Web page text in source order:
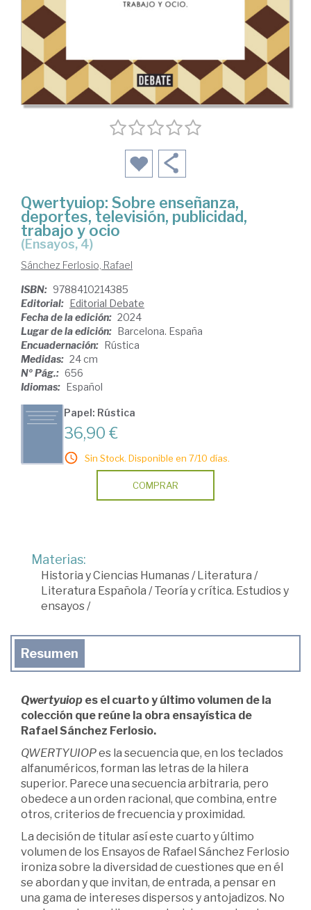
Qwertyuiop: Sobre enseñanza,
deportes, televisión, publicidad,
trabajo y ocio
(Ensayos, 4)
Sánchez Ferlosio, Rafael
ISBN: 9788410214385
Editorial: Editorial Debate
Fecha de la edición: 2024
Lugar de la edición: Barcelona. España
Encuadernación: Rústica
Medidas: 24 cm
Nº Pág.: 656
Idiomas: Español
Papel: Rústica
36,90 €
Sin Stock. Disponible en 7/10 días.
COMPRAR
Materias:
Historia y Ciencias Humanas /Literatura /
Literatura Española /Teoría y crítica. Estudios y
ensayos /
Resumen
Qwertyuiop es el cuarto y último volumen de la
colección que reúne la obra ensayística de
Rafael Sánchez Ferlosio.
QWERTYUIOPes la secuencia que, en los teclados
alfanuméricos, forman las letras de la hilera
superior. Parece una secuencia arbitraria, pero
obedece a un orden racional, que combina, entre
otros, criterios de frecuencia y proximidad.
La decisión de titular así este cuarto y último
volumen de los Ensayos de Rafael Sánchez Ferlosio
ironiza sobre la diversidad de cuestiones que en él
se abordan y que invitan, de entrada, a pensar en
una gama de intereses dispersos y antojadizos. No